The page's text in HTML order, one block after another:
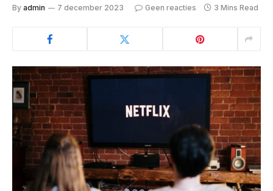
By admin 7 december 2023 Geen reacties 3 Mins Read